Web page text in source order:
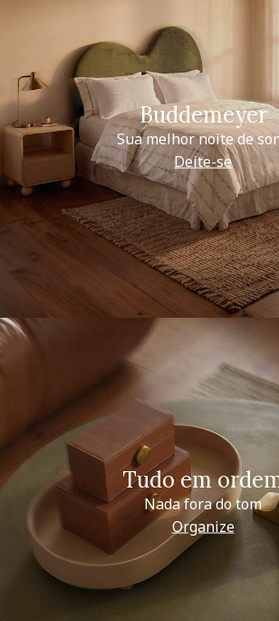
Buddemeyer
Sua melhor noite de
Deite-se
Tudo em
Nada fora do tom
Organize